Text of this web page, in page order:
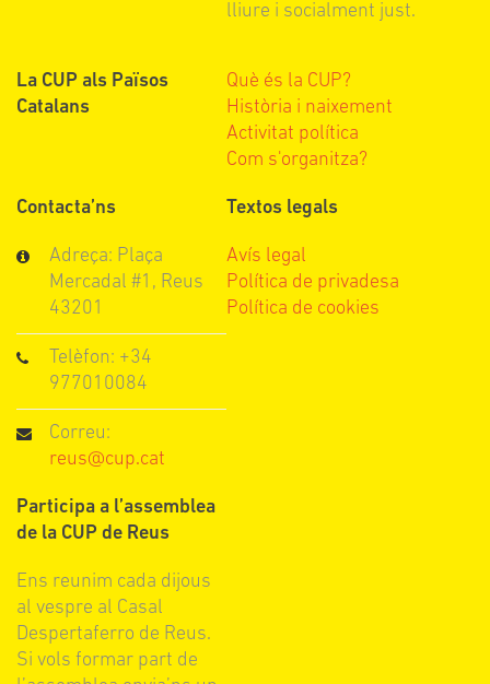
lliure i socialment just.
La CUP als Països
Catalans
Què és la CUP?
Història i naixement
Activitat política
Com s'organitza?
Contacta’ns
Adreça: Plaça
Mercadal #1, Reus
43201
Telèfon: +34
977010084
Correu:
reus@cup.cat
Participa a l’assemblea
de la CUP de Reus
Ens reunim cada dijous
al vespre al Casal
Despertaferro de Reus.
Si vols formar part de
Textos legals
Avís legal
Política de privadesa
Política de cookies